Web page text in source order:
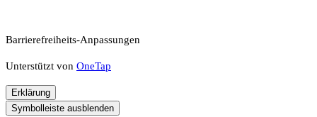
Barrierefreiheits-Anpassungen
Unterstützt von OneTap
Erklärung
Symbolleiste ausblenden